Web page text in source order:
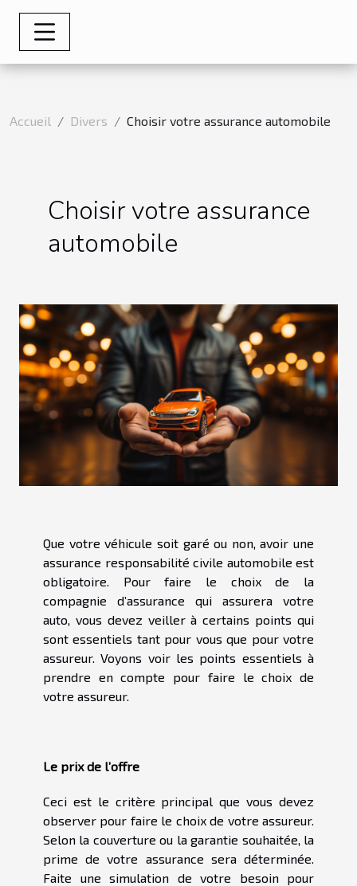
Accueil Divers Choisir votre assurance automobile
Choisir votre assurance
automobile
Que votre véhicule soit garé ou non, avoir une
assurance responsabilité civile automobile est
obligatoire. Pour faire le choix de la
compagnie d’assurance qui assurera votre
auto, vous devez veiller à certains points qui
sont essentiels tant pour vous que pour votre
assureur. Voyons voir les points essentiels à
prendre en compte pour faire le choix de
votre assureur.
Le prix de l’offre
Ceci est le critère principal que vous devez
observer pour faire le choix de votre assureur.
Selon la couverture ou la garantie souhaitée, la
prime de votre assurance sera déterminée.
Faite une simulation de votre besoin pour